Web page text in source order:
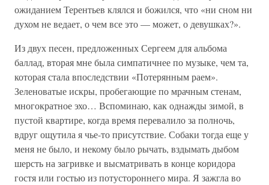
ожиданием Терентьев клялся и божился, что «ни сном ни
духом не ведает, о чем все это — может, о девушках?».
Из двух песен, предложенных Сергеем для альбома
баллад, вторая мне была симпатичнее по музыке, чем та,
которая стала впоследствии «Потерянным раем».
Зеленоватые искры, пробегающие по мрачным стенам,
многократное эхо… Вспоминаю, как однажды зимой, в
пустой квартире, когда время перевалило за полночь,
вдруг ощутила я чье-то присутствие. Собаки тогда еще у
меня не было, и некому было рычать, вздымать дыбом
шерсть на загривке и высматривать в конце коридора
гостя или гостью из потустороннего мира. Я зажгла во